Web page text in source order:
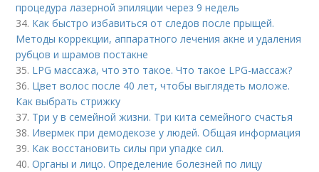
процедура лазерной эпиляции через 9 недель
34. Как быстро избавиться от следов после прыщей.
Методы коррекции, аппаратного лечения акне и удаления
рубцов и шрамов постакне
35. LPG массажа, что это такое. Что такое LPG-массаж?
36. Цвет волос после 40 лет, чтобы выглядеть моложе.
Как выбрать стрижку
37. Три у в семейной жизни. Три кита семейного счастья
38. Ивермек при демодекозе у людей. Общая информация
39. Как восстановить силы при упадке сил.
40.Органы и лицо. Определение болезней по лицу